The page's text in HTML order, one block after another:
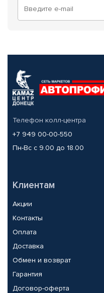
Телефон колл-центра
+7 949 00-00-550
Пн-Вс с 9.00 до 18.00
Клиентам
Акции
Контакты
Оплата
Доставка
Обмен и возврат
Гарантия
Договор-оферта